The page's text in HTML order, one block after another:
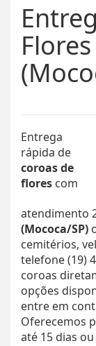
Entrega
rápida de
coroas de
flores com
atendimento
(Mococa/SP)
cemitérios,
telefone (19)
coroas
opções
entre em
Oferecemos
até 15 dias